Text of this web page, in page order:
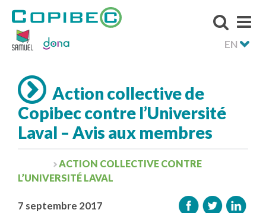
EN
Action collective de
Copibec contre l’Université
Laval – Avis aux membres
ACTION COLLECTIVE CONTRE
L’UNIVERSITÉ LAVAL
7 septembre 2017